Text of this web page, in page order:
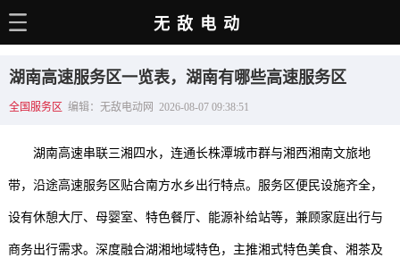
电动百科
选车推荐
充电站
无敌电动
湖南高速服务区一览表，湖南有哪些高速服务区
全国服务区 编辑：无敌电动网 2026-08-07 09:38:51
湖南高速串联三湘四水，连通长株潭城市群与湘西湘南文旅地
带，沿途高速服务区贴合南方水乡出行特点。服务区便民设施齐全，
设有休憩大厅、母婴室、特色餐厅、能源补给站等，兼顾家庭出行与
商务出行需求。深度融合湖湘地域特色，主推湘式特色美食、湘茶及